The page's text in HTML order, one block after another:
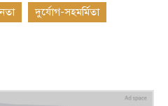
দুর্যোগ-সহমর্মিতা